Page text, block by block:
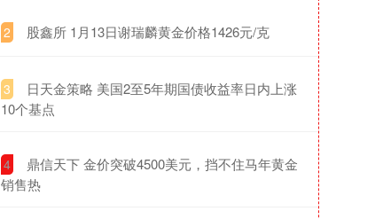
2 ​股鑫所 1月13日谢瑞麟黄金价格1426元/克
3
​日天金策略 美国2至5年期国债收益率日内上涨
10个基点
4
​鼎信天下 金价突破4500美元，挡不住马年黄金
销售热